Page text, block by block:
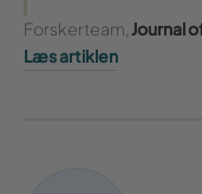
Forskerteam, Journal
Læs artiklen